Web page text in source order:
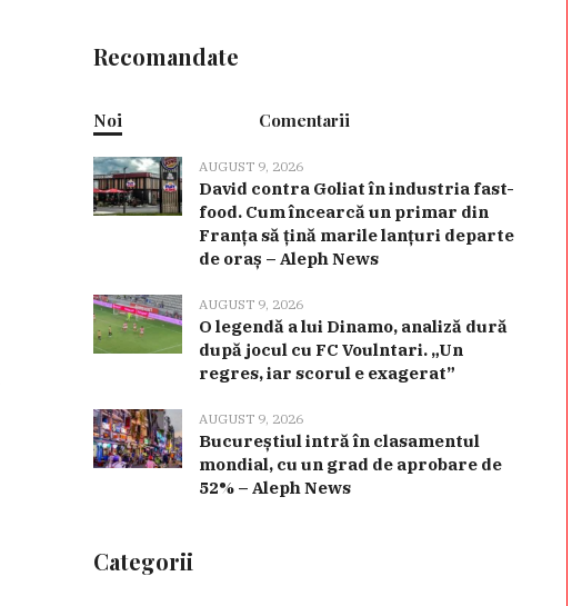
Recomandate
Noi Comentarii
AUGUST 9, 2026
David contra Goliat în industria fast-
food. Cum încearcă un primar din
Franța să țină marile lanțuri departe
de oraș – Aleph News
AUGUST 9, 2026
O legendă a lui Dinamo, analiză dură
după jocul cu FC Voulntari. „Un
regres, iar scorul e exagerat”
AUGUST 9, 2026
Bucureștiul intră în clasamentul
mondial, cu un grad de aprobare de
52% – Aleph News
Categorii